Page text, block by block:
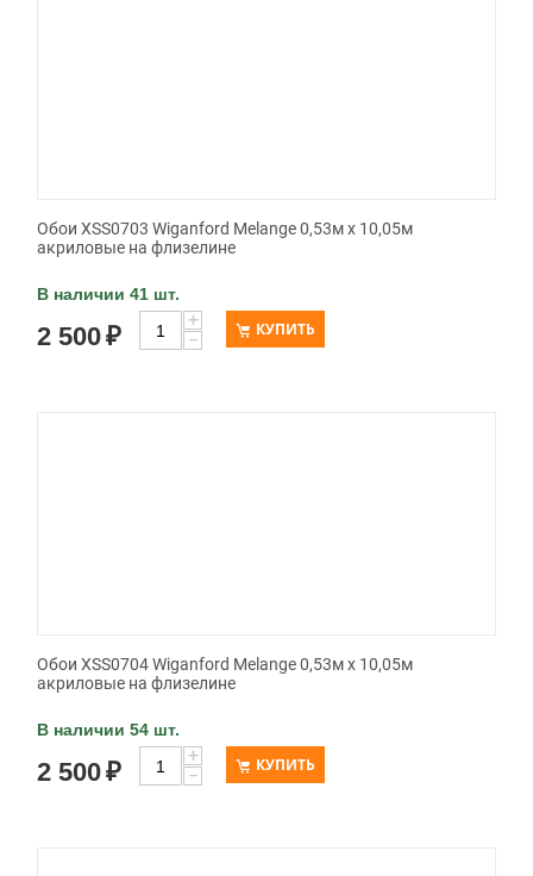
Обои XSS0703 Wiganford Melange 0,53м x 10,05м
акриловые на флизелине
В наличии 41 шт.
2 500₽
+
−
КУПИТЬ
Обои XSS0704 Wiganford Melange 0,53м x 10,05м
акриловые на флизелине
В наличии 54 шт.
2 500₽
+
−
КУПИТЬ